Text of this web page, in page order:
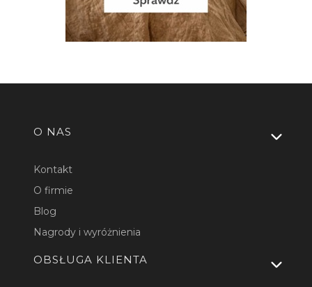
Linki w stopce
O NAS
Kontakt
O firmie
Blog
Nagrody i wyróżnienia
OBSŁUGA KLIENTA